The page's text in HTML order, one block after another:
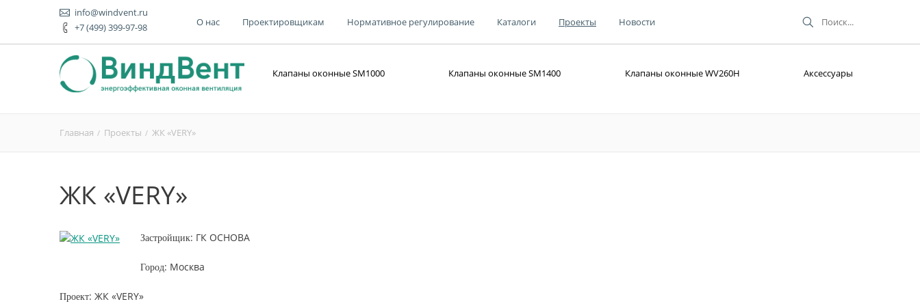
info@windvent.ru
+7 (499) 399-97-98
О нас Проектировщикам Нормативное регулирование Каталоги Проекты Новости
Клапаны оконные SM1000 Клапаны оконные SM1400 Клапаны оконные WV260H Аксессуары
Главная Проекты ЖК «VERY»
ЖК «VERY»
Застройщик: ГК ОСНОВА
Город: Москва
Проект: ЖК «VERY»